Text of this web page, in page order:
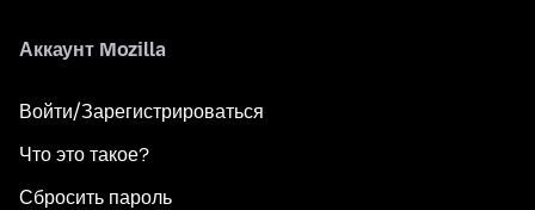
Аккаунт Mozilla
Войти/Зарегистрироваться
Что это такое?
Сбросить пароль